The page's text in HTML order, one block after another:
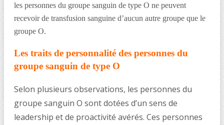
les personnes du groupe sanguin de type O ne peuvent
recevoir de transfusion sanguine d’aucun autre groupe que le
groupe O.
Les traits de personnalité des personnes du
groupe sanguin de type O
Selon plusieurs observations, les personnes du
groupe sanguin O sont dotées d’un sens de
leadership et de proactivité avérés. Ces personnes